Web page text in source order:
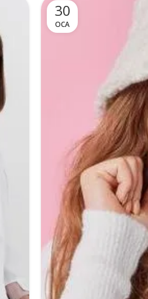
30
OCA